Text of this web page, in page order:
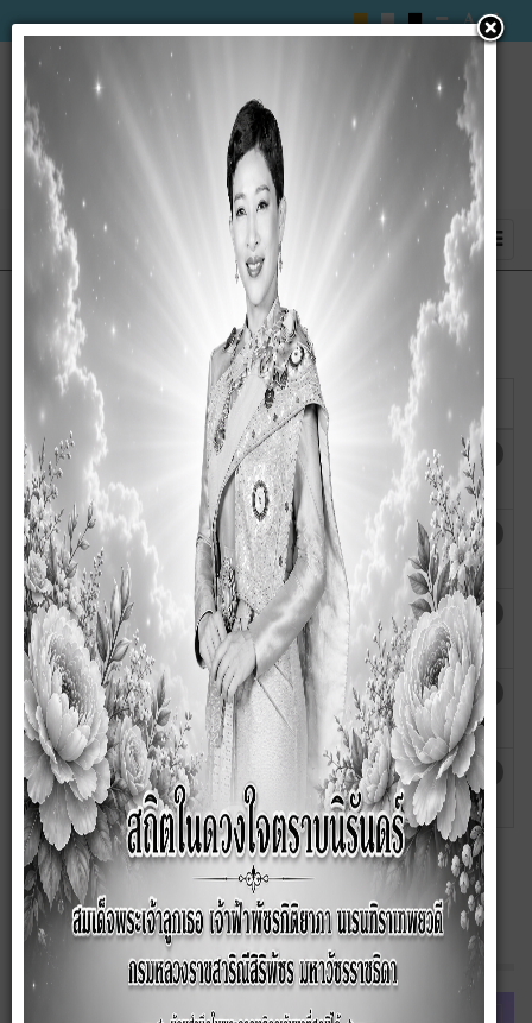
แสดง
ชื่อ
ผู้เขียน
คู่มือปฏิบัติป้องกันสาธารณภัย
เขียนโดย
กนกวรรณ
ฮิต: 1891
คู่มือปฏิบัตินักพัฒนาชุมชน
เขียนโดย
กนกวรรณ
ฮิต: 1882
คู่มือปฏิบัตินักทรัพยากรบุคคล
เขียนโดย
กนกวรรณ
ฮิต: 1890
คู่มือการใช้ทรัพสินทางราชการ องค์การ
บริหารส่วนตำบลซับสมบูรณ์
เขียนโดย
กนกวรรณ
ฮิต: 2058
คู่มือ/มาตรฐานการปฏิบัติงานกรมส่งเสริม
การปกครองส่วนท้องถิ่น
เขียนโดย
admin
ฮิต: 2399
Line OA ของ อบต.